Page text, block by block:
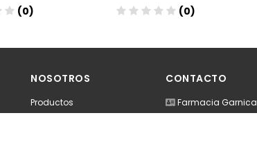
(0) (0)
NOSOTROS
Productos
CONTACTO
Farmacia Garnica